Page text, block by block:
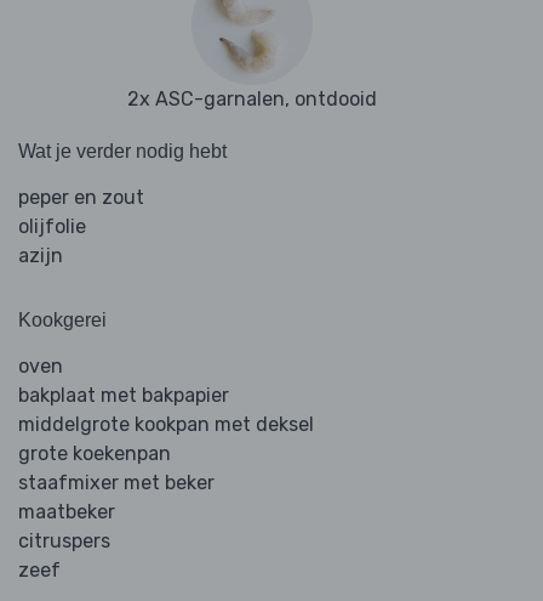
2x ASC-garnalen, ontdooid
Wat je verder nodig hebt
peper en zout
olijfolie
azijn
Kookgerei
oven
bakplaat met bakpapier
middelgrote kookpan met deksel
grote koekenpan
staafmixer met beker
maatbeker
citruspers
zeef